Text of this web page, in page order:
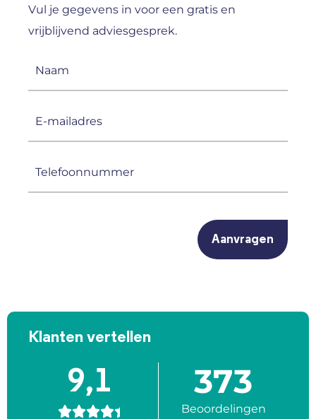
Vul je gegevens in voor een gratis en
vrijblijvend adviesgesprek.
Klanten vertellen
9,1

373
Beoordelingen